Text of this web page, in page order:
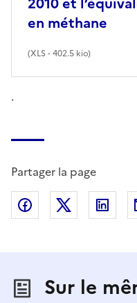
en méthane
(XLS - 402.5 kio)
.
Partager la page
Partager surPartager
Sur le